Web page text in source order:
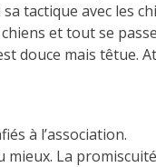
tactique avec les
et tout se
douce mais têtue.
à l’association.
mieux. La